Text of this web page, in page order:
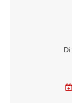
Di: